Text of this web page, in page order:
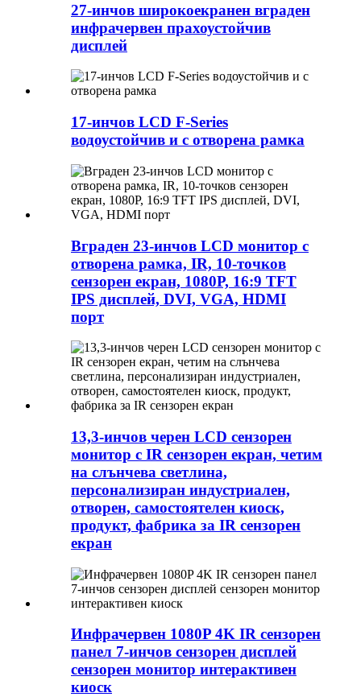
27-инчов широкоекранен вграден
инфрачервен прахоустойчив
дисплей
17-инчов LCD F-Series
водоустойчив и с отворена рамка
Вграден 23-инчов LCD монитор с
отворена рамка, IR, 10-точков
сензорен екран, 1080P, 16:9 TFT
IPS дисплей, DVI, VGA, HDMI
порт
13,3-инчов черен LCD сензорен
монитор с IR сензорен екран, четим
на слънчева светлина,
персонализиран индустриален,
отворен, самостоятелен киоск,
продукт, фабрика за IR сензорен
екран
Инфрачервен 1080P 4K IR сензорен
панел 7-инчов сензорен дисплей
сензорен монитор интерактивен
киоск